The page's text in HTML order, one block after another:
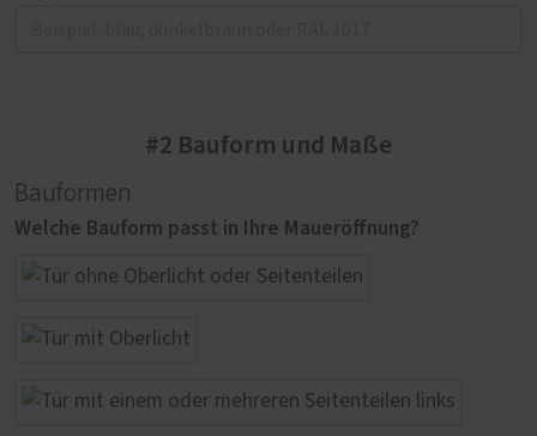
#2 Bauform und Maße
Bauformen
Welche Bauform passt in Ihre Maueröffnung?